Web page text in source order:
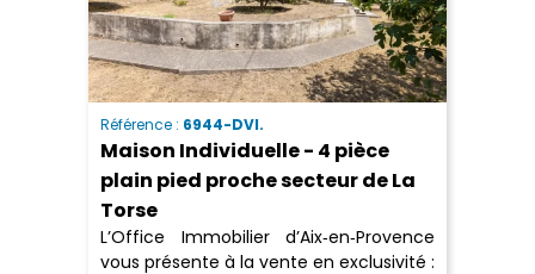
Référence : 6944-DVI.
Maison Individuelle - 4 pièce
plain pied proche secteur de La
Torse
L’Office Immobilier d’Aix‑en‑Provence
vous présente à la vente en exclusivité :